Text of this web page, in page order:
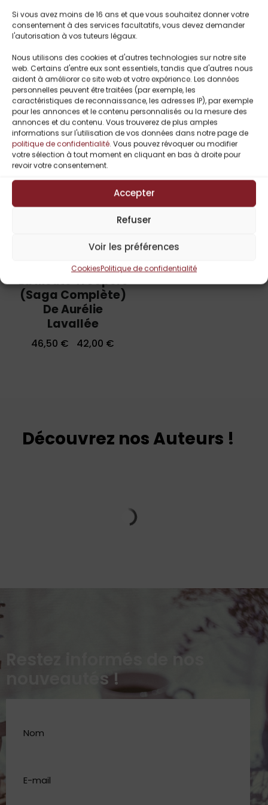
Si vous avez moins de 16 ans et que vous souhaitez donner votre
consentement à des services facultatifs, vous devez demander
l'autorisation à vos tuteurs légaux.
Nous utilisons des cookies et d'autres technologies sur notre site
web. Certains d'entre eux sont essentiels, tandis que d'autres nous
aident à améliorer ce site web et votre expérience. Les données
personnelles peuvent être traitées (par exemple, les
caractéristiques de reconnaissance, les adresses IP), par exemple
pour les annonces et le contenu personnalisés ou la mesure des
annonces et du contenu. Vous trouverez de plus amples
informations sur l'utilisation de vos données dans notre page de
politique de confidentialité. Vous pouvez révoquer ou modifier
votre sélection à tout moment en cliquant en bas à droite pour
revoir votre consentement.
Accepter
Refuser
Voir les préférences
CookiesPolitique de confidentialité
Combat pour la famille et la meute
Titres Similaires
-10%
La Meute Troopers
(saga Complète)
De Aurélie
Lavallée
Aurélie Lavallée
46,50 € 42,00 €
Découvrez nos Auteurs !
Restez informés de nos
nouveautés !